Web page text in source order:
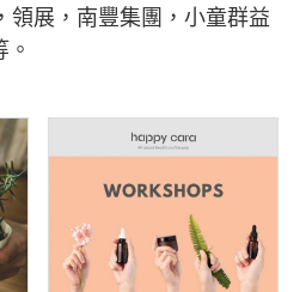
領展，南豐集團，小童群益